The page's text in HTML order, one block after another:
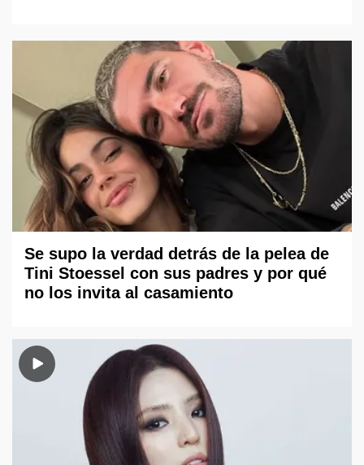
Se supo la verdad detrás de la pelea de
Tini Stoessel con sus padres y por qué
no los invita al casamiento